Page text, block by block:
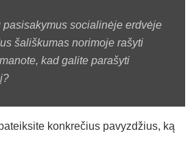
pasisakymus socialinėje erdvėje
šališkumas norimoje rašyti
kad galite parašyti
konkrečius pavyzdžius, ką